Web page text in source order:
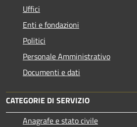
Uffici
Enti e fondazioni
Politici
Personale Amministrativo
Documenti e dati
CATEGORIE DI SERVIZIO
Anagrafe e stato civile